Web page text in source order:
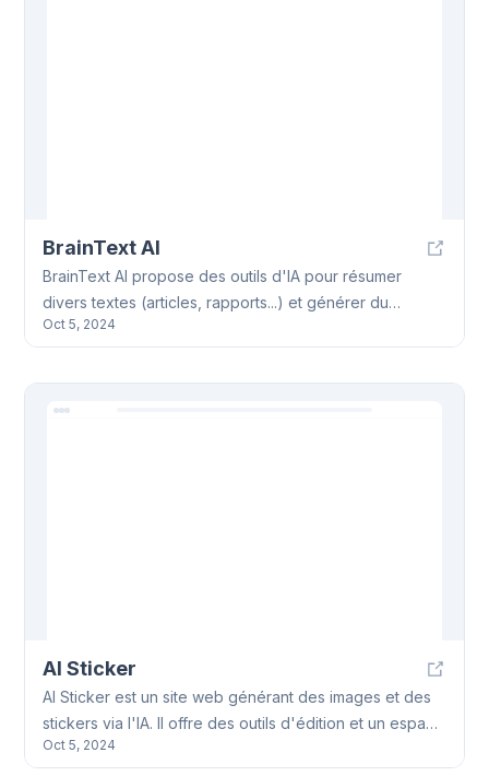
BrainText AI
BrainText AI propose des outils d'IA pour résumer
divers textes (articles, rapports...) et générer du
contenu (rapports, etc.). Basé sur le NLP, BrainText AI
Oct 5, 2024
AI Sticker
AI Sticker est un site web générant des images et des
stickers via l'IA. Il offre des outils d'édition et un espace
communautaire pour partager les créations AI Sticker.
Oct 5, 2024